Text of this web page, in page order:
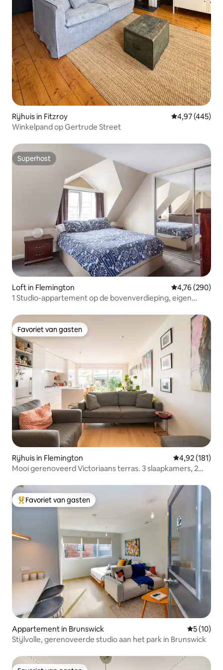
Rijhuis in Fitzroy Gemiddelde
4,97 (445)
Winkelpand op Gertrude Street
Superhost
Superhost
Loft in Flemington Gemiddelde
4,76 (290)
1 Studio-appartement op de bovenverdieping, eigen
Favoriet van gasten
Favoriet van gasten
Rijhuis in Flemington Gemiddelde
4,92 (181)
Mooi gerenoveerd Victoriaans terras. 3 slaapkamers, 2
Topfavoriet van gasten
Favoriet van gasten
Appartement in Brunswick
5 (10)
Stijlvolle, gerenoveerde studio aan het park in Brunswick